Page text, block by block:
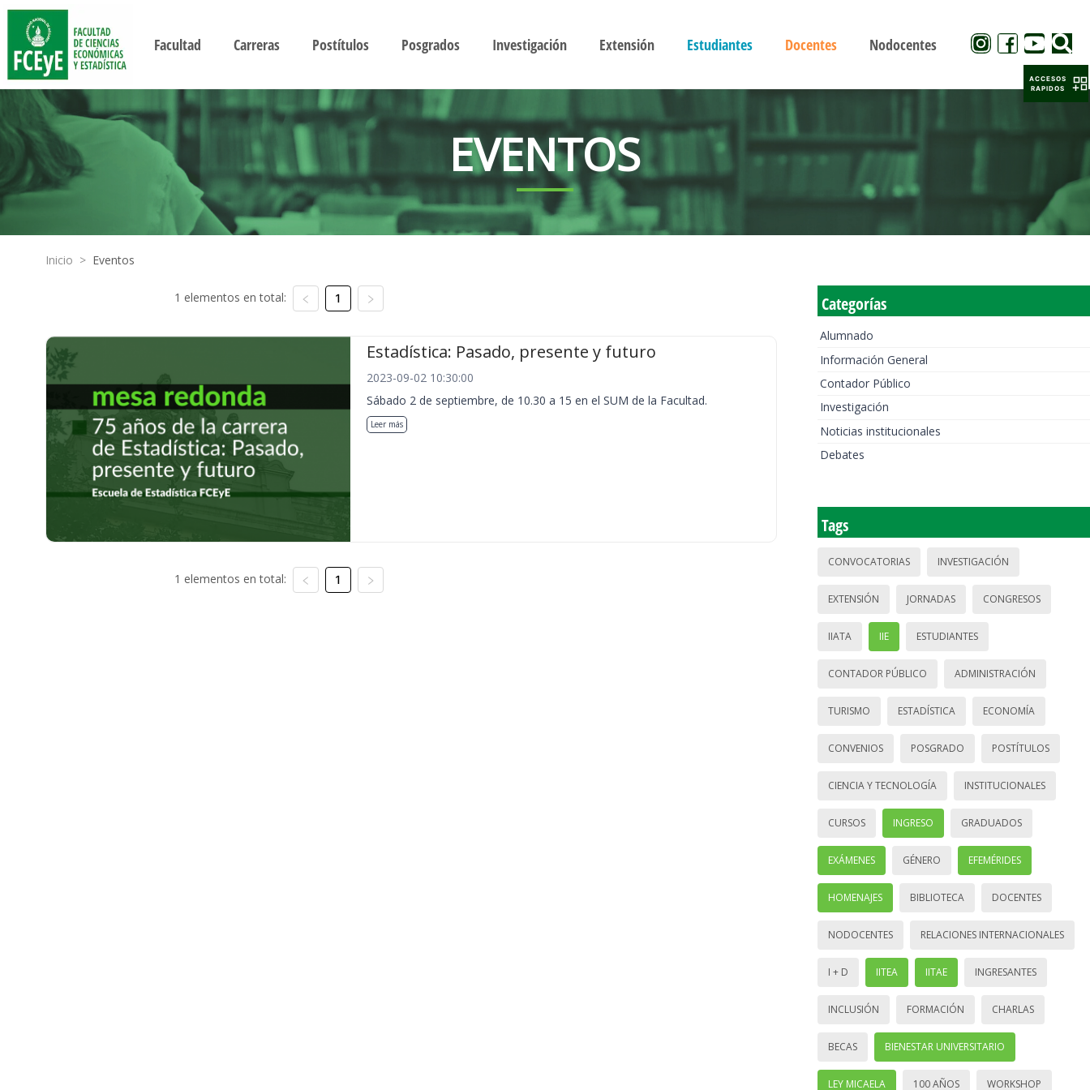
Facultad Carreras Postítulos Posgrados Investigación Extensión Estudiantes Docentes Nodocentes
EVENTOS
Inicio > Eventos
1 elementos en total: 1
Estadística: Pasado, presente y futuro
2023-09-02 10:30:00
Sábado 2 de septiembre, de 10.30 a 15 en el SUM de la Facultad.
Leer más
1 elementos en total: 1
Categorías
Alumnado
Información General
Contador Público
Investigación
Noticias institucionales
Debates
Tags
CONVOCATORIAS INVESTIGACIÓN
EXTENSIÓN JORNADAS CONGRESOS
IIATA IIE ESTUDIANTES
CONTADOR PÚBLICO ADMINISTRACIÓN
TURISMO ESTADÍSTICA ECONOMÍA
CONVENIOS POSGRADO POSTÍTULOS
CIENCIA Y TECNOLOGÍA INSTITUCIONALES
CURSOS INGRESO GRADUADOS
EXÁMENES GÉNERO EFEMÉRIDES
HOMENAJES BIBLIOTECA DOCENTES
NODOCENTES RELACIONES INTERNACIONALES
I + D IITEA IITAE INGRESANTES
INCLUSIÓN FORMACIÓN CHARLAS
BECAS BIENESTAR UNIVERSITARIO
LEY MICAELA 100 AÑOS WORKSHOP
ACCESOS
RAPIDOS